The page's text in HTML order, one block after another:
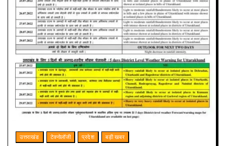
उत्तराखंड टेक्नोलॉजी प्रदेश बड़ी खबर